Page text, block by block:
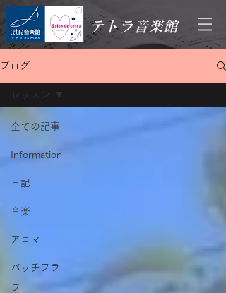
テトラ音楽館
ブログ
全ての記事
Information
日記
音楽
アロマ
バッチフラ
ワー
レッスン